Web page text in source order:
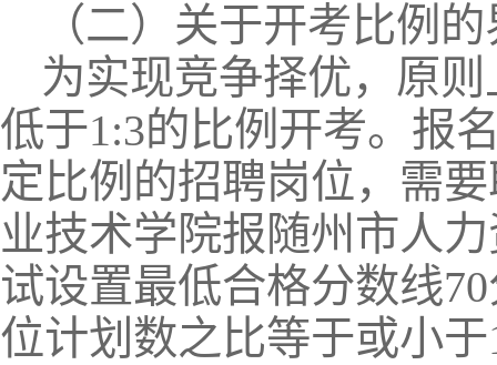
（二）关于开考比例
为实现竞争择优，原
低于1:3的比例开考。报
定比例的招聘岗位，需
业技术学院报随州市人
试设置最低合格分数线
位计划数之比等于或小